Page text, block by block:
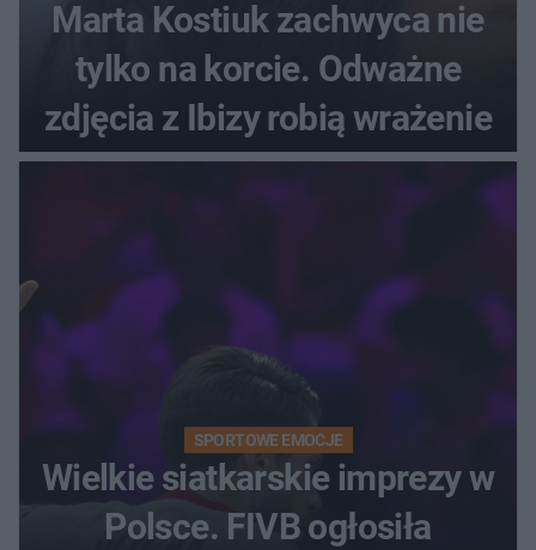
Marta Kostiuk zachwyca nie
tylko na korcie. Odważne
zdjęcia z Ibizy robią wrażenie
SPORTOWE EMOCJE
Wielkie siatkarskie imprezy w
Polsce. FIVB ogłosiła